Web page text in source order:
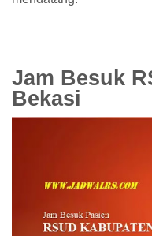
Jam Besuk
Bekasi